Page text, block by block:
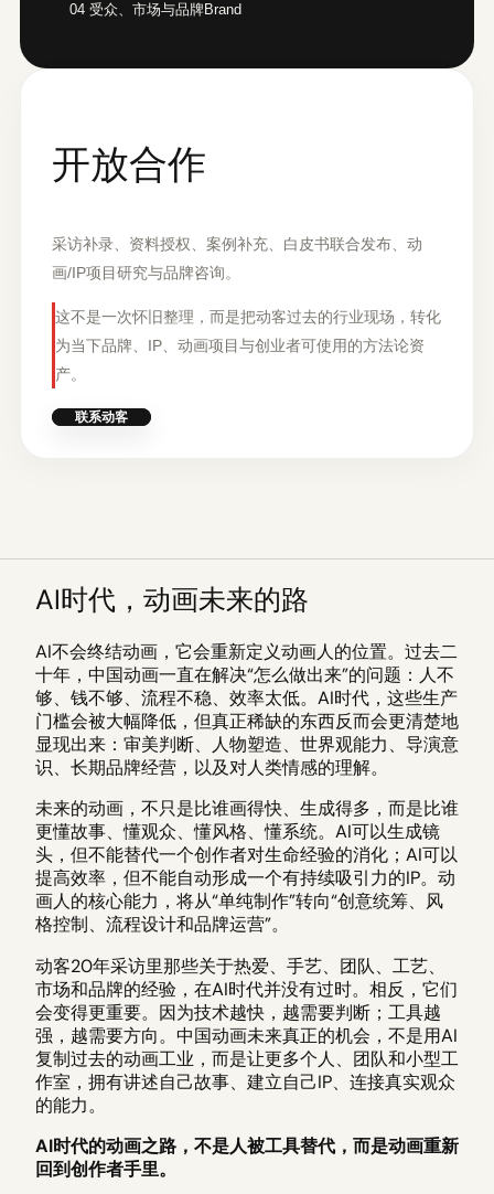
04 受众、市场与品牌Brand
开放合作
采访补录、资料授权、案例补充、白皮书联合发布、动
画/IP项目研究与品牌咨询。
这不是一次怀旧整理，而是把动客过去的行业现场，转化
为当下品牌、IP、动画项目与创业者可使用的方法论资
产。
联系动客
AI时代，动画未来的路
AI不会终结动画，它会重新定义动画人的位置。过去二
十年，中国动画一直在解决“怎么做出来”的问题：人不
够、钱不够、流程不稳、效率太低。AI时代，这些生产
门槛会被大幅降低，但真正稀缺的东西反而会更清楚地
显现出来：审美判断、人物塑造、世界观能力、导演意
识、长期品牌经营，以及对人类情感的理解。
未来的动画，不只是比谁画得快、生成得多，而是比谁
更懂故事、懂观众、懂风格、懂系统。AI可以生成镜
头，但不能替代一个创作者对生命经验的消化；AI可以
提高效率，但不能自动形成一个有持续吸引力的IP。动
画人的核心能力，将从“单纯制作”转向“创意统筹、风
格控制、流程设计和品牌运营”。
动客20年采访里那些关于热爱、手艺、团队、工艺、
市场和品牌的经验，在AI时代并没有过时。相反，它们
会变得更重要。因为技术越快，越需要判断；工具越
强，越需要方向。中国动画未来真正的机会，不是用AI
复制过去的动画工业，而是让更多个人、团队和小型工
作室，拥有讲述自己故事、建立自己IP、连接真实观众
的能力。
AI时代的动画之路，不是人被工具替代，而是动画重新
回到创作者手里。